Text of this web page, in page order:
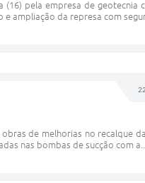
pela empresa de geotecnia
ampliação da represa com
de melhorias no recalque
nas bombas de sucção com a...